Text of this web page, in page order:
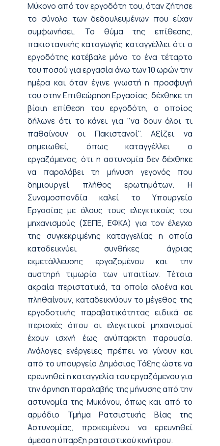
Μύκονο από τον εργοδότη του, όταν ζήτησε
το σύνολο των δεδουλευμένων που είχαν
συμφωνήσει. Το θύμα της επίθεσης,
πακιστανικής καταγωγής καταγγέλλει ότι ο
εργοδότης κατέβαλε μόνο το ένα τέταρτο
του ποσού για εργασία άνω των 10 ωρών την
ημέρα και όταν έγινε γνωστή η προσφυγή
του στην Επιθεώρηση Εργασίας, δέχθηκε τη
βίαιη επίθεση του εργοδότη, ο οποίος
δήλωνε ότι το κάνει για "να δουν όλοι τι
παθαίνουν οι Πακιστανοί". Αξίζει να
σημειωθεί, όπως καταγγέλλει ο
εργαζόμενος, ότι η αστυνομία δεν δέχθηκε
να παραλάβει τη μήνυση γεγονός που
δημιουργεί πλήθος ερωτημάτων. Η
Συνομοσπονδία καλεί το Υπουργείο
Εργασίας με όλους τους ελεγκτικούς του
μηχανισμούς (ΣΕΠΕ, ΕΦΚΑ) για τον έλεγχο
της συγκεκριμένης καταγγελίας η οποία
καταδεικνύει συνθήκες άγριας
εκμετάλλευσης εργαζομένου και την
αυστηρή τιμωρία των υπαιτίων. Τέτοια
ακραία περιστατικά, τα οποία ολοένα και
πληθαίνουν, καταδεικνύουν το μέγεθος της
εργοδοτικής παραβατικότητας ειδικά σε
περιοχές όπου οι ελεγκτικοί μηχανισμοί
έχουν ισχνή έως ανύπαρκτη παρουσία.
Ανάλογες ενέργειες πρέπει να γίνουν και
από το υπουργείο Δημόσιας Τάξης ώστε να
ερευνηθεί η καταγγελία του εργαζόμενου για
την άρνηση παραλαβής της μήνυσης από την
αστυνομία της Μυκόνου, όπως και από το
αρμόδιο Τμήμα Ρατσιστικής Βίας της
Αστυνομίας, προκειμένου να ερευνηθεί
άμεσα η ύπαρξη ρατσιστικού κινήτρου.